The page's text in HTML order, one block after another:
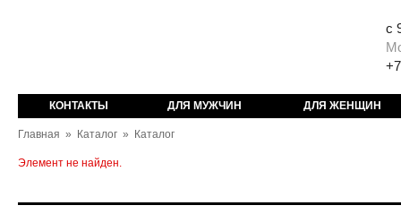
с
КОНТАКТЫ ДЛЯ МУЖЧИН ДЛЯ ЖЕНЩИН
Главная » Каталог » Каталог
Элемент не найден.